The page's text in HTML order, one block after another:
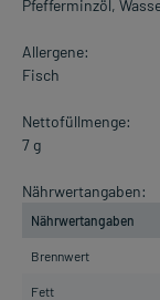
Pfefferminzöl,
Allergene:
Fisch
Nettofüllmenge:
7 g
Nährwertangaben:
Nährwertangaben
Brennwert
Fett